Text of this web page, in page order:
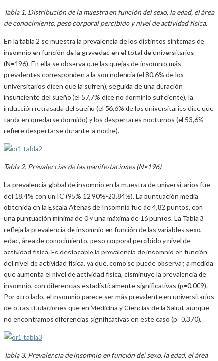
Tabla 1. Distribución de la muestra en función del sexo, la edad, el área
de conocimiento, peso corporal percibido y nivel de actividad física.
En la tabla 2 se muestra la prevalencia de los distintos síntomas de
insomnio en función de la gravedad en el total de universitarios
(N=196). En ella se observa que las quejas de insomnio más
prevalentes corresponden a la somnolencia (el 80,6% de los
universitarios dicen que la sufren), seguida de una duración
insuficiente del sueño (el 57,7% dice no dormir lo suficiente), la
inducción retrasada del sueño (el 56,6% de los universitarios dice que
tarda en quedarse dormido) y los despertares nocturnos (el 53,6%
refiere despertarse durante la noche).
Tabla 2. Prevalencias de las manifestaciones (N=196)
La prevalencia global de insomnio en la muestra de universitarios fue
del 18,4% con un IC (95% 12,90%-23,84%). La puntuación media
obtenida en la Escala Atenas de Insomnio fue de 4,82 puntos, con
una puntuación mínima de 0 y una máxima de 16 puntos. La Tabla 3
refleja la prevalencia de insomnio en función de las variables sexo,
edad, área de conocimiento, peso corporal percibido y nivel de
actividad física. Es destacable la prevalencia de insomnio en función
del nivel de actividad física, ya que, como se puede observar, a medida
que aumenta el nivel de actividad física, disminuye la prevalencia de
insomnio, con diferencias estadísticamente significativas (p=0,009).
Por otro lado, el insomnio parece ser más prevalente en universitarios
de otras titulaciones que en Medicina y Ciencias de la Salud, aunque
no encontramos diferencias significativas en este caso (p=0,370).
Tabla 3. Prevalencia de insomnio en función del sexo, la edad, el área